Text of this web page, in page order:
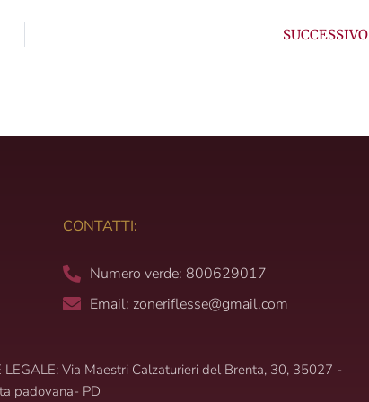
SUCCESSIVO
CONTATTI:
Numero verde: 800629017
Email: zoneriflesse@gmail.com
LEGALE: Via Maestri Calzaturieri del Brenta, 30, 35027 -
padovana- PD